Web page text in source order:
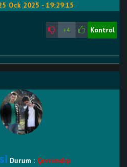
Ock 2025 - 19:29:15
+4 Kontrol
Durum : Çevrimdışı